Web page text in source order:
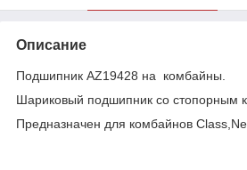
Описание
Подшипник AZ19428 на комбайны.
Шариковый подшипник со стопорным
Предназначен для комбайнов